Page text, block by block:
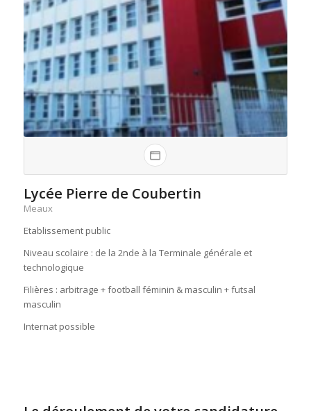
Lycée Pierre de Coubertin
Meaux
Etablissement public
Niveau scolaire : de la 2nde à la Terminale générale et
technologique
Filières : arbitrage + football féminin & masculin + futsal
masculin
Internat possible